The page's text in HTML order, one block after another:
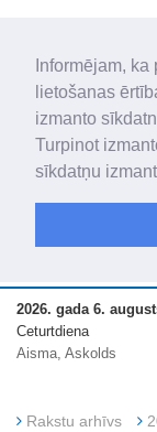
Informējam,
lietošanas
izmanto
Turpinot
sīkdatņu
„Latgales Laiks” iznāk
„Latgales Laiks”
novadu un apkārtējos
2026. gada 6.
Ceturtdiena
Aisma, Askolds
Rakstu arhīvs